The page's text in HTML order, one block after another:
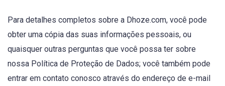
Para detalhes completos sobre a Dhoze.com, você pode
obter uma cópia das suas informações pessoais, ou
quaisquer outras perguntas que você possa ter sobre
nossa Política de Proteção de Dados; você também pode
entrar em contato conosco através do endereço de e-mail